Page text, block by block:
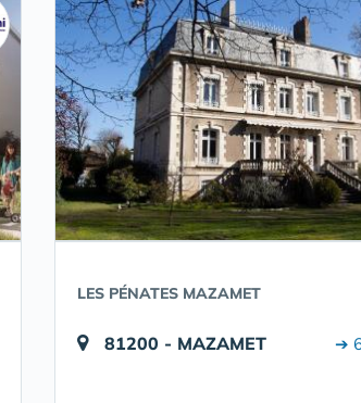
LES PÉNATES MAZAMET
81200 - MAZAMET ➔